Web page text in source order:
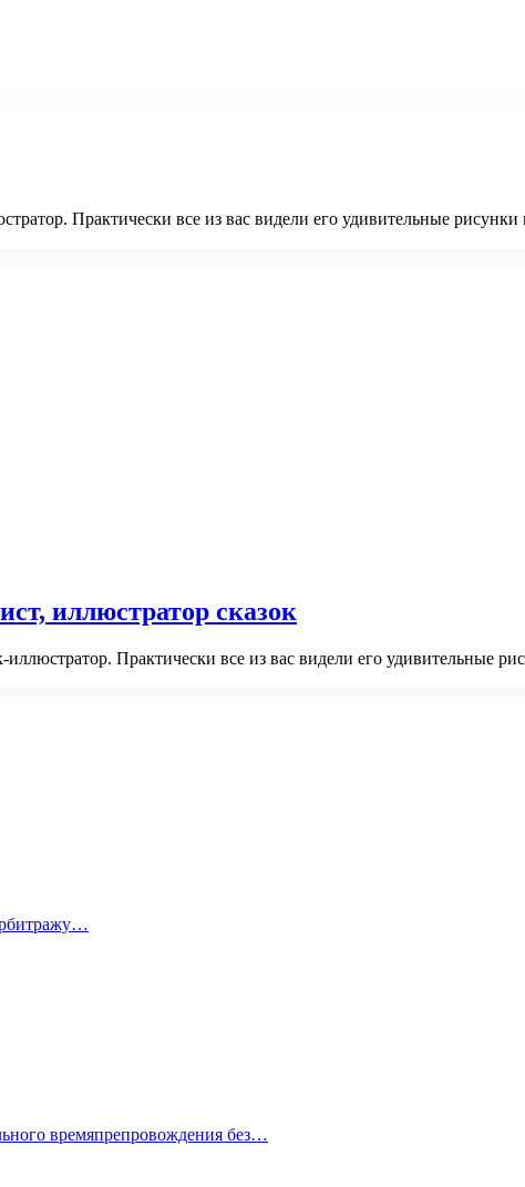
Практически все из вас видели его удивительные рисунки
иллюстратор сказок
Практически все из вас видели его удивительные
времяпрепровождения без…